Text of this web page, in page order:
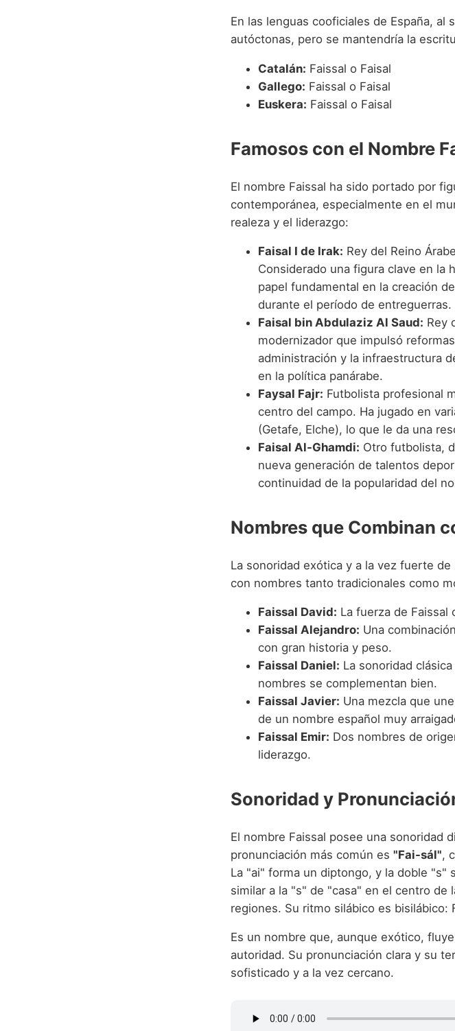
En las lenguas cooficiales de España,
autóctonas, pero se mantendría la
Catalán: Faissal o Faisal
Gallego: Faissal o Faisal
Euskera: Faissal o Faisal
Famosos con el Nombre
El nombre Faissal ha sido portado por
contemporánea, especialmente en el
realeza y el liderazgo:
Faisal I de Irak: Rey del Reino
Considerado una figura clave en la
papel fundamental en la creación
durante el período de entreguerras.
Faisal bin Abdulaziz Al Saud: Rey
modernizador que impulsó
administración y la infraestructura
en la política panárabe.
Faysal Fajr: Futbolista profesional
centro del campo. Ha jugado en
(Getafe, Elche), lo que le da una
Faisal Al-Ghamdi: Otro futbolista,
nueva generación de talentos
continuidad de la popularidad del
Nombres que Combinan
La sonoridad exótica y a la vez fuerte
con nombres tanto tradicionales como
Faissal David: La fuerza de Faissal
Faissal Alejandro: Una
con gran historia y peso.
Faissal Daniel: La sonoridad
nombres se complementan bien.
Faissal Javier: Una mezcla que
de un nombre español muy
Faissal Emir: Dos nombres de
liderazgo.
Sonoridad y
El nombre Faissal posee una sonoridad
pronunciación más común es "Fai-sál",
La "ai" forma un diptongo, y la doble
similar a la "s" de "casa" en el centro de
regiones. Su ritmo silábico es bisilábico:
Es un nombre que, aunque exótico,
autoridad. Su pronunciación clara y su
sofisticado y a la vez cercano.